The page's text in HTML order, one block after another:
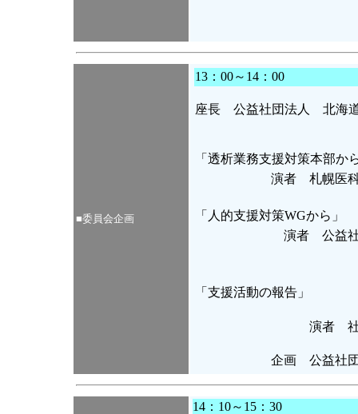
■委員会企画
13：00～14：00
座長 公益社団法人 北海
「透析業務支援対策本部か
演者 札幌医
「人的支援対策WGから」
演者 公益社
「支援活動の報告」
演者
企画 公益社
14：10～15：30